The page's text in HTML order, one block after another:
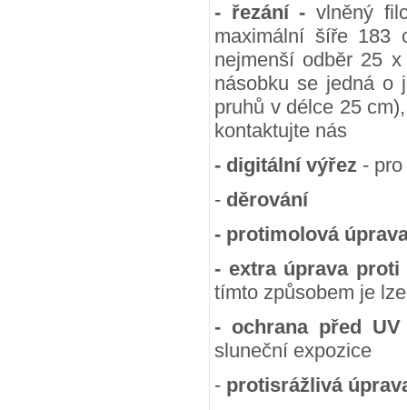
- řezání - vlněný
maximální šíře 183
nejmenší odběr 25
násobku se jedná o
pruhů v délce 25
kontaktujte nás
- digitální výřez -
- děrování
- protimolová
- extra úprava
tímto způsobem je
- ochrana před
sluneční expozice
- protisrážlivá